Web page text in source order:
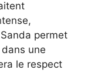
permet
une
le respect